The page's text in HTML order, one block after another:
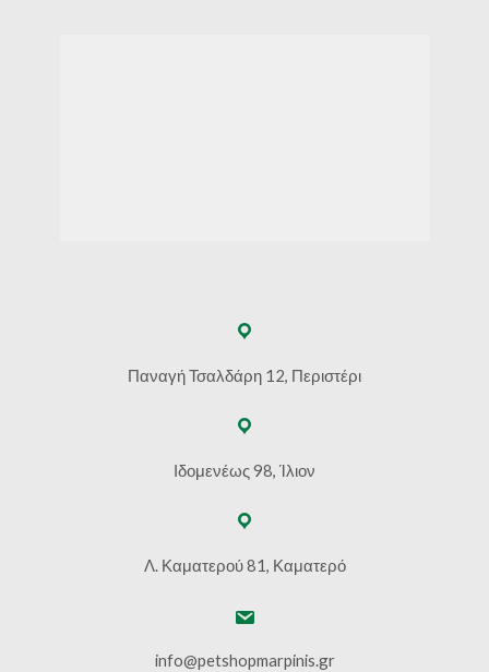
Παναγή Τσαλδάρη 12, Περιστέρι
Ιδομενέως 98, Ίλιον
Λ. Καματερού 81, Καματερό
info@petshopmarpinis.gr